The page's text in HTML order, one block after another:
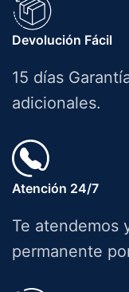
Devolución Fácil
15 días
adicionales.
Atención 24/7
Te atendemos
permanente